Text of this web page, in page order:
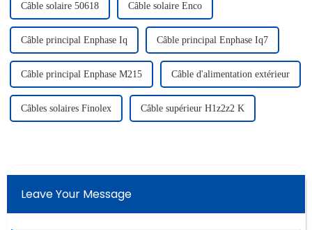
Câble solaire 50618 Câble solaire Enco
Câble principal Enphase Iq Câble principal Enphase Iq7
Câble principal Enphase M215 Câble d'alimentation extérieur
Câbles solaires Finolex Câble supérieur H1z2z2 K
Leave Your Message